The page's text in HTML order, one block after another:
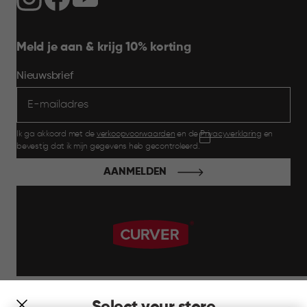
Meld je aan & krijg 10% korting
Nieuwsbrief
Ik ga akkoord met de verkoopvoorwaarden en dePrivacyverklaring en
bevestig dat ik mijn gegevens heb gecontroleerd.
AANMELDEN